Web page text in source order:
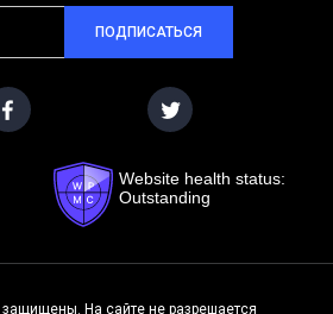
ПОДПИСАТЬСЯ
Website health status:
Outstanding
На сайте не разрешается